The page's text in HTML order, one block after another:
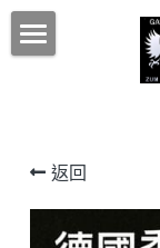
首頁/HOME
德國料理
房型介紹/匯
返回